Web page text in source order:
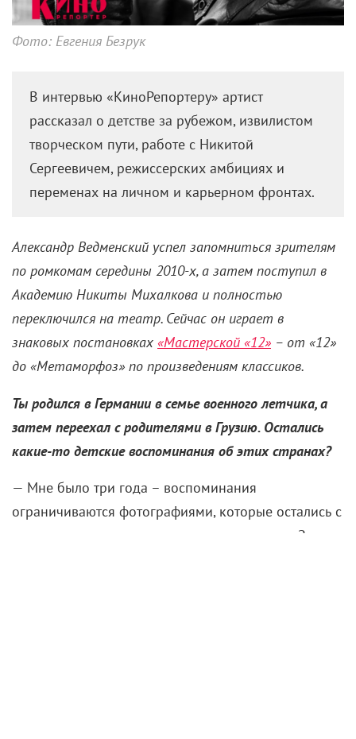
Фото: Евгения Безрук
В интервью «КиноРепортеру» артист
рассказал о детстве за рубежом, извилистом
творческом пути, работе с Никитой
Сергеевичем, режиссерских амбициях и
переменах на личном и карьерном фронтах.
Александр Ведменский успел запомниться зрителям
по ромкомам середины 2010-х, а затем поступил в
Академию Никиты Михалкова и полностью
переключился на театр. Сейчас он играет в
знаковых постановках «Мастерской «12» – от «12»
до «Метаморфоз» по произведениям классиков.
Ты родился в Германии в семье военного летчика, а
затем переехал с родителями в Грузию. Остались
какие-то детские воспоминания об этих странах?
— Мне было три года – воспоминания
ограничиваются фотографиями, которые остались с
того времени, и еле уловимыми вспышками. Зато